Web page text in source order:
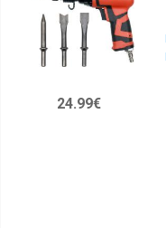
Kompresori
Krāsu
smidzinatāji
Pistoles
24.99€